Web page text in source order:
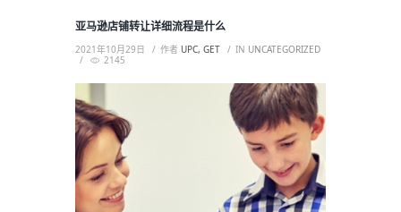
亚马逊店铺转让详细流程是什么
2021年10月29日 作者 UPC, GET IN UNCATEGORIZED
2145